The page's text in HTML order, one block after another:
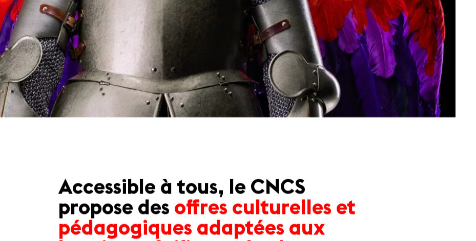
Accessible à tous, le CNCS
propose des offres culturelles et
pédagogiques adaptées aux